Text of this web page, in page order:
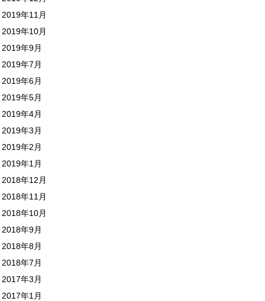
2019年11月
2019年10月
2019年9月
2019年7月
2019年6月
2019年5月
2019年4月
2019年3月
2019年2月
2019年1月
2018年12月
2018年11月
2018年10月
2018年9月
2018年8月
2018年7月
2017年3月
2017年1月